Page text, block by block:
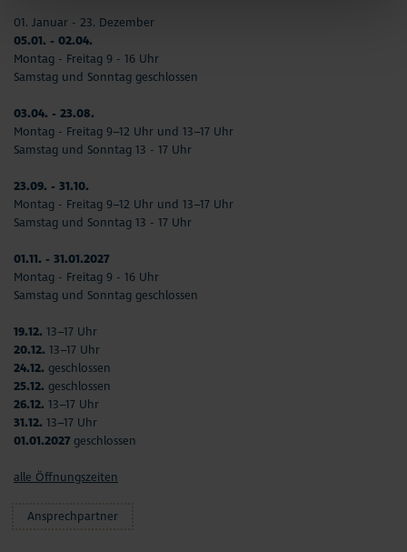
01. Januar - 23. Dezember
05.01. - 02.04.
Montag - Freitag 9 - 16 Uhr
Samstag und Sonntag geschlossen
03.04. - 23.08.
Montag - Freitag 9–12 Uhr und 13–17 Uhr
Samstag und Sonntag 13 - 17 Uhr
23.09. - 31.10.
Montag - Freitag 9–12 Uhr und 13–17 Uhr
Samstag und Sonntag 13 - 17 Uhr
01.11. - 31.01.2027
Montag - Freitag 9 - 16 Uhr
Samstag und Sonntag geschlossen
19.12. 13–17 Uhr
20.12. 13–17 Uhr
24.12. geschlossen
25.12. geschlossen
26.12. 13–17 Uhr
31.12. 13–17 Uhr
01.01.2027 geschlossen
alle Öffnungszeiten
Ansprechpartner